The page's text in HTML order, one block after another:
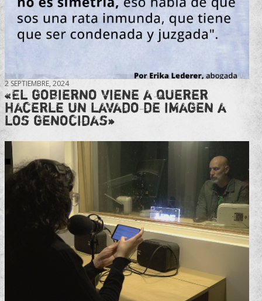
2 SEPTIEMBRE, 2024
«El gobierno viene a querer
hacerle un lavado de imagen a
los genocidas»